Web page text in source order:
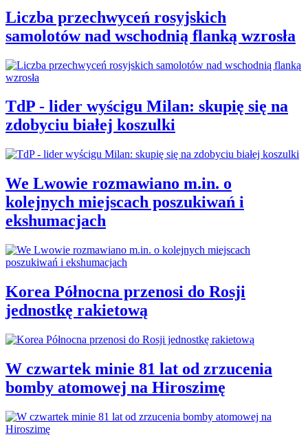
Liczba przechwyceń rosyjskich
samolotów nad wschodnią flanką wzrosła
TdP - lider wyścigu Milan: skupię się na
zdobyciu białej koszulki
We Lwowie rozmawiano m.in. o
kolejnych miejscach poszukiwań i
ekshumacjach
Korea Północna przenosi do Rosji
jednostkę rakietową
W czwartek minie 81 lat od zrzucenia
bomby atomowej na Hiroszimę